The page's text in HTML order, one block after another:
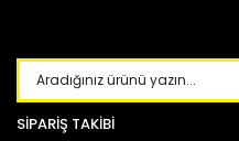
SİPARİŞ TAKİBİ